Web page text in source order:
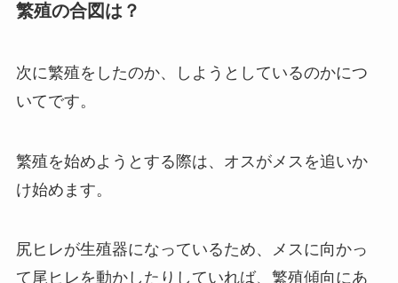
繁殖の合図は？
次に繁殖をしたのか、しようとしているのかにつ
いてです。
繁殖を始めようとする際は、オスがメスを追いか
け始めます。
尻ヒレが生殖器になっているため、メスに向かっ
て尾ヒレを動かしたりしていれば、繁殖傾向にあ